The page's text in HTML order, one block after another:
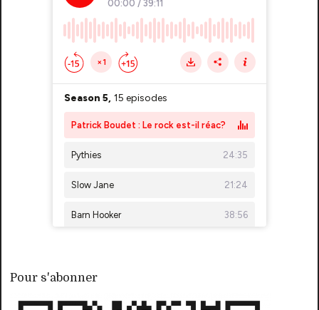
Pour s'abonner